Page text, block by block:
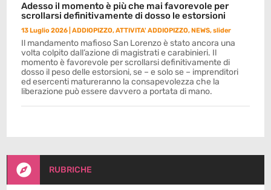
Adesso il momento è più che mai favorevole per
scrollarsi definitivamente di dosso le estorsioni
13 Luglio 2026 |ADDIOPIZZO,ATTIVITA' ADDIOPIZZO,NEWS,slider
Il mandamento mafioso San Lorenzo è stato ancora una
volta colpito dall’azione di magistrati e carabinieri. Il
momento è favorevole per scrollarsi definitivamente di
dosso il peso delle estorsioni, se – e solo se – imprenditori
ed esercenti matureranno la consapevolezza che la
liberazione può essere davvero a portata di mano.
 RUBRICHE